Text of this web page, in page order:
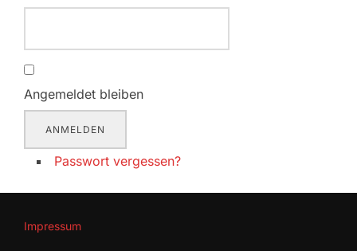
Angemeldet bleiben
ANMELDEN
Passwort vergessen?
Impressum